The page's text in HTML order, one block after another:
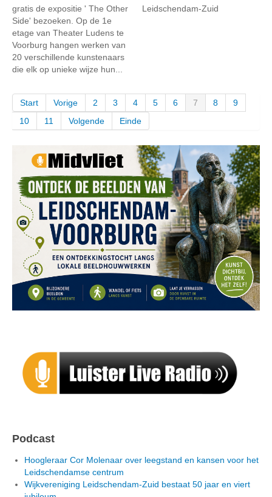
gratis de expositie ' The Other
Side' bezoeken. Op de 1e
etage van Theater Ludens te
Voorburg hangen werken van
20 verschillende kunstenaars
die elk op unieke wijze hun...
Leidschendam-Zuid
Start Vorige 2 3 4 5 6 7 8
9
10
11 Volgende Einde
Podcast
Hoogleraar Cor Molenaar over leegstand en kansen voor het
Leidschendamse centrum
Wijkvereniging Leidschendam-Zuid bestaat 50 jaar en viert